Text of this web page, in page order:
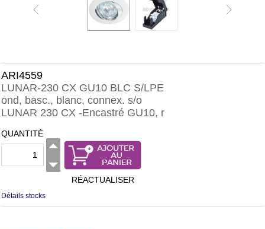
ARI4559
LUNAR-230 CX GU10 BLC S/LPE
ond, basc., blanc, connex. s/o
LUNAR 230 CX -Encastré GU10, r
QUANTITÉ
RÉACTUALISER
Détails stocks